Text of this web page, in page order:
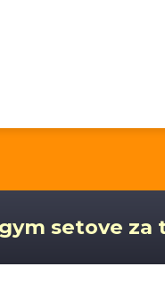
setove za